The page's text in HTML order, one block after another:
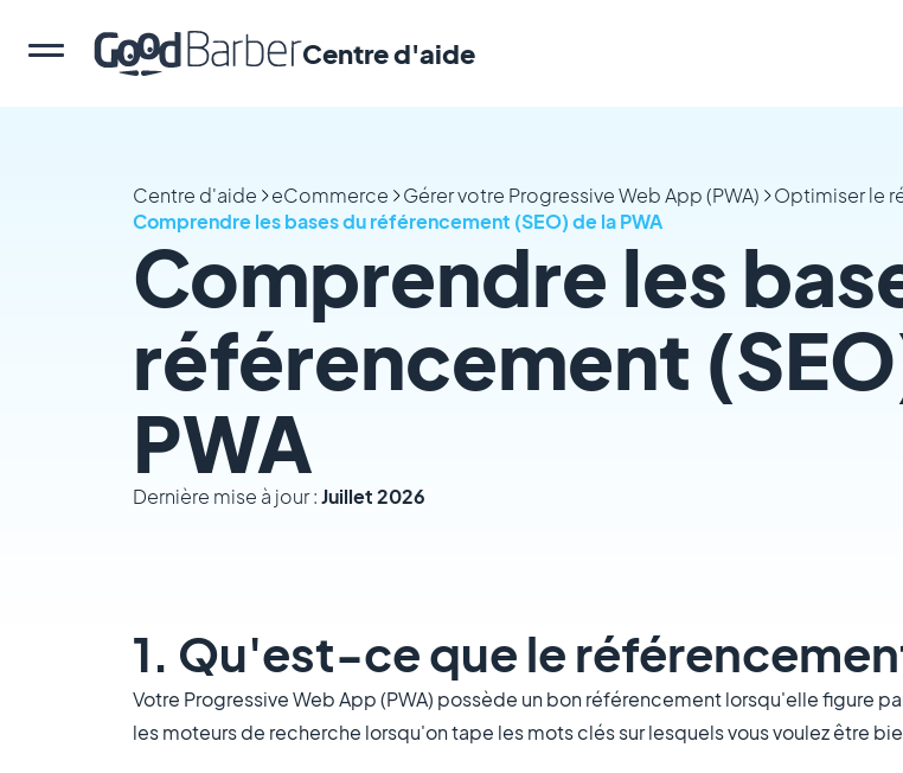
Centre d'aide
Centre d'aide eCommerce Gérer votre Progressive Web App (PWA)
Optimiser le
Comprendre les bases du référencement (SEO) de la PWA
Comprendre les
référencement
PWA
Dernière mise à jour :Juillet 2026
1. Qu'est-ce que le
Votre Progressive Web App (PWA) possède un bon référencement lorsqu'elle figure
les moteurs de recherche lorsqu'on tape les mots clés sur lesquels vous voulez être